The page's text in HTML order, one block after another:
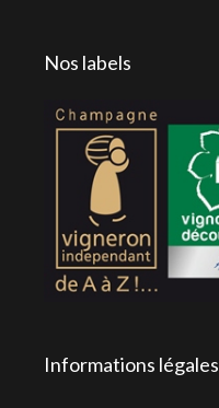
Nos labels
Informations légales